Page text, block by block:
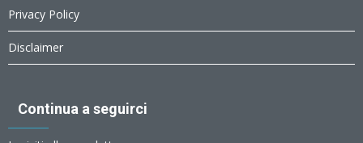
Privacy Policy
Disclaimer
Continua a seguirci